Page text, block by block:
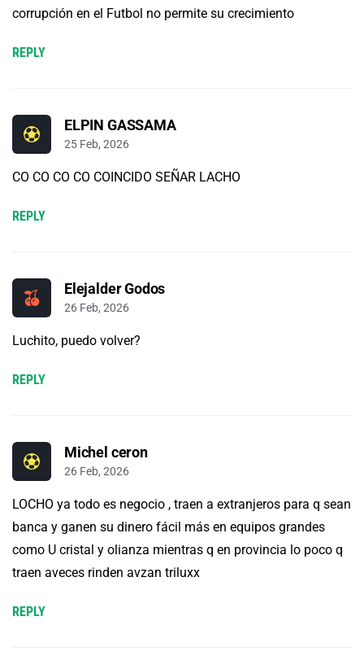
corrupción en el Futbol no permite su crecimiento
REPLY
ELPIN GASSAMA
25 Feb, 2026
CO CO CO CO COINCIDO SEÑAR LACHO
REPLY
Elejalder Godos
26 Feb, 2026
Luchito, puedo volver?
REPLY
Michel ceron
26 Feb, 2026
LOCHO ya todo es negocio , traen a extranjeros para q sean
banca y ganen su dinero fácil más en equipos grandes
como U cristal y olianza mientras q en provincia lo poco q
traen aveces rinden avzan triluxx
REPLY